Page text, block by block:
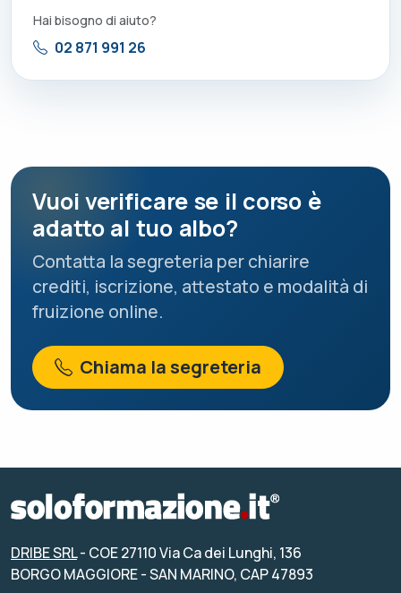
Hai bisogno di aiuto?
02 871 991 26
Vuoi verificare se il corso è
adatto al tuo albo?
Contatta la segreteria per chiarire
crediti, iscrizione, attestato e modalità di
fruizione online.
Chiama la segreteria
DRIBE SRL- COE 27110 Via Ca dei Lunghi, 136
BORGO MAGGIORE - SAN MARINO, CAP 47893